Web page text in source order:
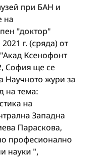
при БАН и
на
"доктор"
г. (сряда) от
"Акад Ксенофонт
София ще се
Научното жури за
на тема:
на
Западна
Параскова,
професионално
науки ",